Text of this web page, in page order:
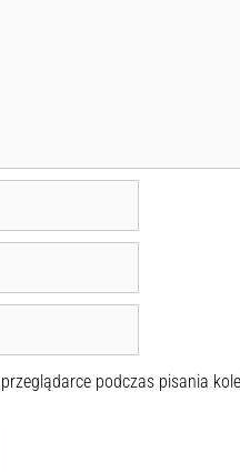
podczas pisania